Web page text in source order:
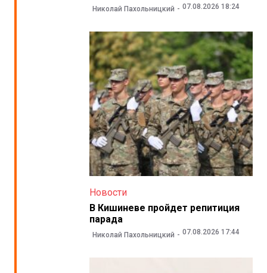
Николай Пахольницкий 07.08.2026 18:24
Новости
В Кишиневе пройдет репитиция
парада
Николай Пахольницкий 07.08.2026 17:44